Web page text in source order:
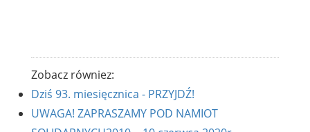
Zobacz równiez:
Dziś 93. miesięcznica - PRZYJDŹ!
UWAGA! ZAPRASZAMY POD NAMIOT